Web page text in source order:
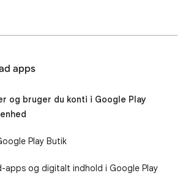
apps
og bruger du konti i Google Play
Play Butik
apps og digitalt indhold i Google Play